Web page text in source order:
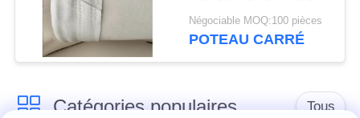
sac
Négociable MOQ:100 pièces
POTEAU CARRÉ
Catégories populaires Tous